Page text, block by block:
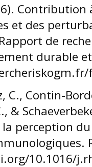
et des
de
durable
C., Contin-
&
perception du
10.1016/